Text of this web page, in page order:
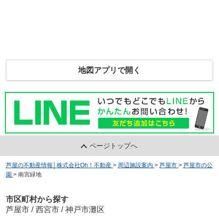
地図アプリで開く
ページトップへ
芦屋の不動産情報│株式会社Oh！不動産 > 周辺施設案内 > 芦屋市 > 芦屋市の公
園 > 南宮緑地
市区町村から探す
芦屋市 / 西宮市 / 神戸市灘区